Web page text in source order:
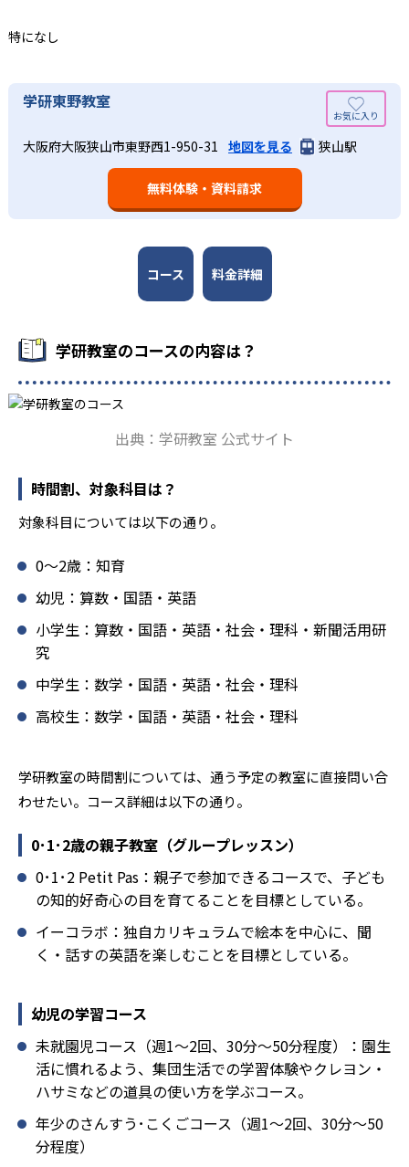
る。「自分から進んで学習する」姿勢や態度の育成も重視
している。
03
週2回の教室学習と毎日の家庭学習
学研教室では、週2回の教室学習と毎日の家庭学習（宿題学
習）の相乗効果を活かす形で生徒の学力向上を進める。週2
回の教室学習において指導者は、生徒の様子を観察しなが
ら学習指導と学習管理を実施。教室学習日以外の日のため
に自宅学習用の教材も提供し、学習の習慣化と学力の定着
を図っている。進度が早い子供は先取り学習も可能だ。
家庭学習で学習させている。そのため、算数（数学）と国
長時間の勉強が苦手な人向け
学研教室では、小学生については、1回の学習時間を30～
50分程度と設定している。この時間設定は、子どもが集中
して学習できる時間が通常「学年×10分±10分」と考えら
れていることに由来するものだ。この限界を超えて勉強し
ても学習の効果は上がらないと学研教室は考え、単なる長
時間学習よりくり返し学習の効果を重視している。そのた
出典：学研教室 公式サイト
学研教室が持つ最大のメリットは、学研の教材開発ノウハ
ウを結集して制作した学習教材を使用している点だ。この
教材は、学習指導要領の内容を全てカバーしており、学校
の勉強がよくわかるというもの。基礎から応用まで、少し
固めから先取り学習まで対応している。算数と国語を重視
すると共に、幼児・小学校低学年から外国語活動の学習に
も対応。中学校英語の準備や高校入試向けの英語力育成に
学研教室の先生は、研修会や勉強会で日々指導スキルを研
鑽している。「子どもたちに学ぶ喜びを」「自信を」「生
きる力を」という理念のもとで生徒一人ひとりに向き合っ
ており、生徒それぞれの「できるところ」「良いところ」
導により生徒の「やる気」を引き出し、無理のない学習と
報にも精通しており、学習相談や教育相談、保護者とのコ
ミュニケーションにも対応している。
学研教室では、楽しく生き生きと学ぶことも重視してい
知・情・意のバランスのとれた生徒の育成を推進。「教室
でのあいさつ」「くつ・かばんの整とん」といったしつけ
面の指導も実施し、全人的な教育に取り組んでいる点も、
メリットと言えるだろう。
学研教室のデメリットとしては、基礎をより重視している
分、生徒によっては物足りなく感じる可能性がある点だろ
特になし
学研東野教室
大阪府大阪狭山市東野西1-950-31 地図を見る 狭山駅
無料体験・資料請求
コース 料金詳細
学研教室のコースの内容は？
出典：学研教室 公式サイト
時間割、対象科目は？
対象科目については以下の通り。
0〜2歳：知育
幼児：算数・国語・英語
小学生：算数・国語・英語・社会・理科・新聞活用研
究
中学生：数学・国語・英語・社会・理科
高校生：数学・国語・英語・社会・理科
学研教室の時間割については、通う予定の教室に直接問い合
わせたい。コース詳細は以下の通り。
0･1･2歳の親子教室（グループレッスン）
0･1･2 Petit Pas：親子で参加できるコースで、子ども
の知的好奇心の目を育てることを目標としている。
イーコラボ：独自カリキュラムで絵本を中心に、聞
く・話すの英語を楽しむことを目標としている。
幼児の学習コース
未就園児コース（週1～2回、30分～50分程度）：園生
活に慣れるよう、集団生活での学習体験やクレヨン・
ハサミなどの道具の使い方を学ぶコース。
年少のさんすう･こくごコース（週1～2回、30分～50
分程度）